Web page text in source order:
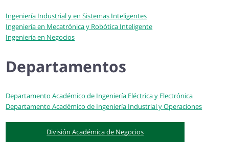
Ingeniería Industrial y en Sistemas Inteligentes
Ingeniería en Mecatrónica y Robótica Inteligente
Ingeniería en Negocios
Departamentos
Departamento Académico de Ingeniería Eléctrica y Electrónica
Departamento Académico de Ingeniería Industrial y Operaciones
División Académica de Negocios